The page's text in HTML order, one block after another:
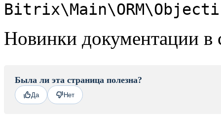
Новинки документации в
Была ли эта страница полезна?
Да Нет